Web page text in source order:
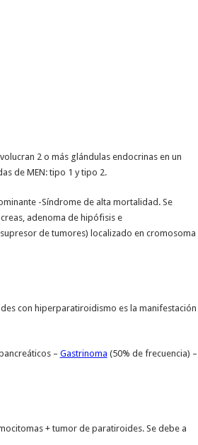
2 o más glándulas endocrinas en un
de MEN: tipo 1 y tipo 2.
-Síndrome de alta mortalidad. Se
adenoma de hipófisis e
de tumores) localizado en cromosoma
con hiperparatiroidismo es la manifestación
– Gastrinoma (50% de frecuencia) –
+ tumor de paratiroides. Se debe a